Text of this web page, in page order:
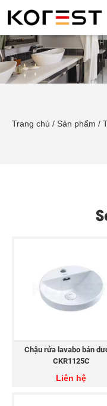
Trang chủ / Sản phẩm /
Chậu rửa lavabo bán
CKR1125C
Liên hệ